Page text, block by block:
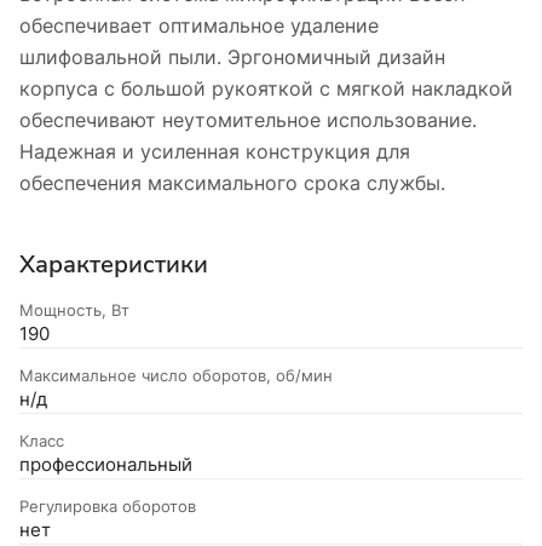
обеспечивает оптимальное удаление
шлифовальной пыли. Эргономичный дизайн
корпуса с большой рукояткой с мягкой накладкой
обеспечивают неутомительное использование.
Надежная и усиленная конструкция для
обеспечения максимального срока службы.
Характеристики
Мощность, Вт
190
Максимальное число оборотов, об/мин
н/д
Класс
профессиональный
Регулировка оборотов
нет